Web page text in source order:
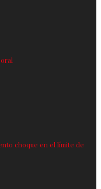
choque en el límite de